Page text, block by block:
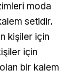
moda
setidir.
kişiler için
için
bir kalem